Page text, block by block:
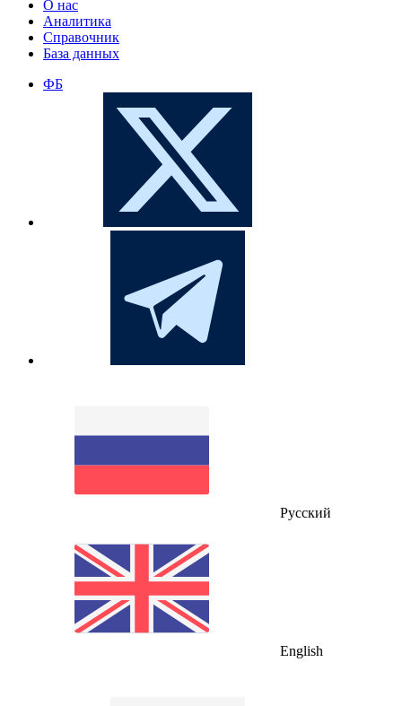
О нас
Аналитика
Справочник
База данных
ФБ
Русский
English